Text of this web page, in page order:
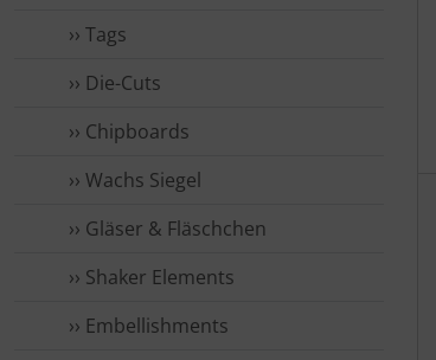
›› Tags
›› Die-Cuts
›› Chipboards
›› Wachs Siegel
›› Gläser & Fläschchen
›› Shaker Elements
›› Embellishments